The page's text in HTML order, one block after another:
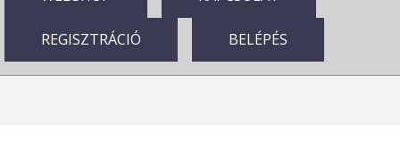
REGISZTRÁCIÓ BELÉPÉS